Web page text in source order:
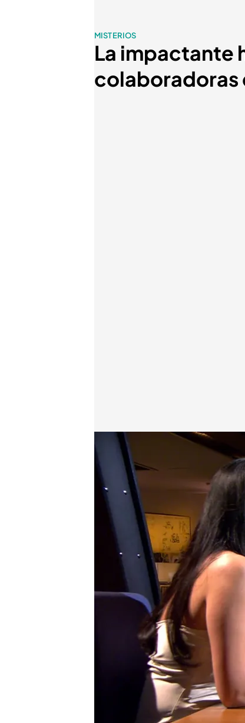
MISTERIOS
La impactante
colaboradoras
La impactante historia de sincronicidad que
Cuarto Milenio
25 ENE 2026 - 23:00h.
'Cuarto milenio' ha
de Bea Talegón e
mismísimo Iker
Bea Talegón:
resolver el
Compartir
“Me gustaría
la televisión, pero
Talegón me manda